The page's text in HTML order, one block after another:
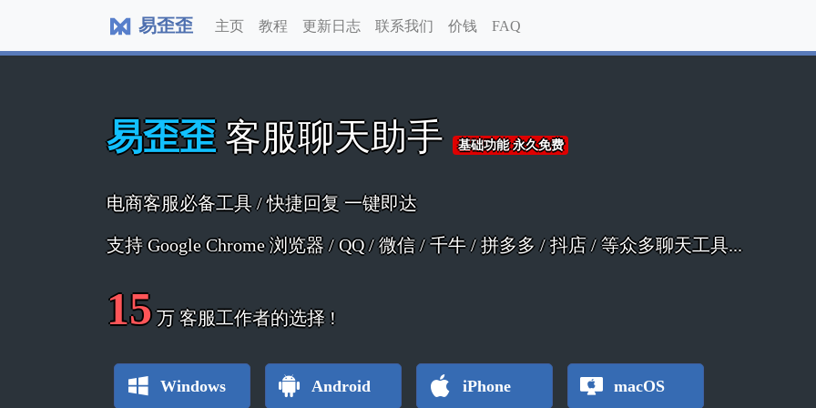
易歪歪 主页 教程 更新日志 联系我们 价钱 FAQ
易歪歪 客服聊天助手 基础功能 永久免费
电商客服必备工具 / 快捷回复 一键即达
支持 Google Chrome 浏览器 / QQ / 微信 / 千牛 / 拼多多 / 抖店 / 等众多聊天工具...
15 万客服工作者的选择 !
Windows Android iPhone macOS